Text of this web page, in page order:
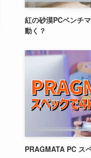
紅の砂漠PCベンチ
動く？
PRAGMATA PC ス